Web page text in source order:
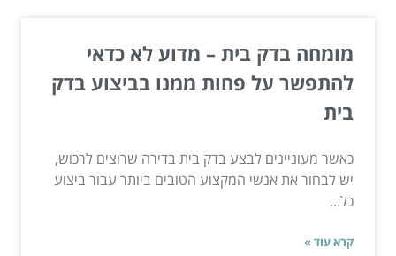
מומחה בדק בית – מדוע לא כדאי
להתפשר על פחות ממנו בביצוע בדק
בית
כאשר מעוניינים לבצע בדק בית בדירה שרוצים לרכוש,
יש לבחור את אנשי המקצוע הטובים ביותר עבור ביצוע
כל...
קרא עוד »